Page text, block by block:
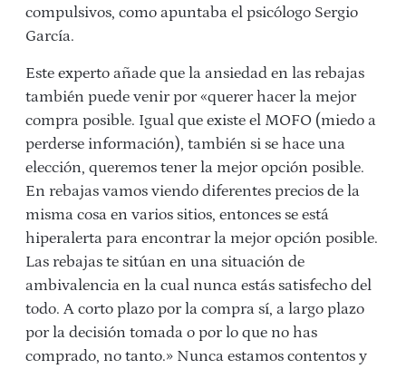
compulsivos, como apuntaba el psicólogo Sergio
García.
Este experto añade que la ansiedad en las rebajas
también puede venir por «querer hacer la mejor
compra posible. Igual que existe el MOFO (miedo a
perderse información), también si se hace una
elección, queremos tener la mejor opción posible.
En rebajas vamos viendo diferentes precios de la
misma cosa en varios sitios, entonces se está
hiperalerta para encontrar la mejor opción posible.
Las rebajas te sitúan en una situación de
ambivalencia en la cual nunca estás satisfecho del
todo. A corto plazo por la compra sí, a largo plazo
por la decisión tomada o por lo que no has
comprado, no tanto.» Nunca estamos contentos y